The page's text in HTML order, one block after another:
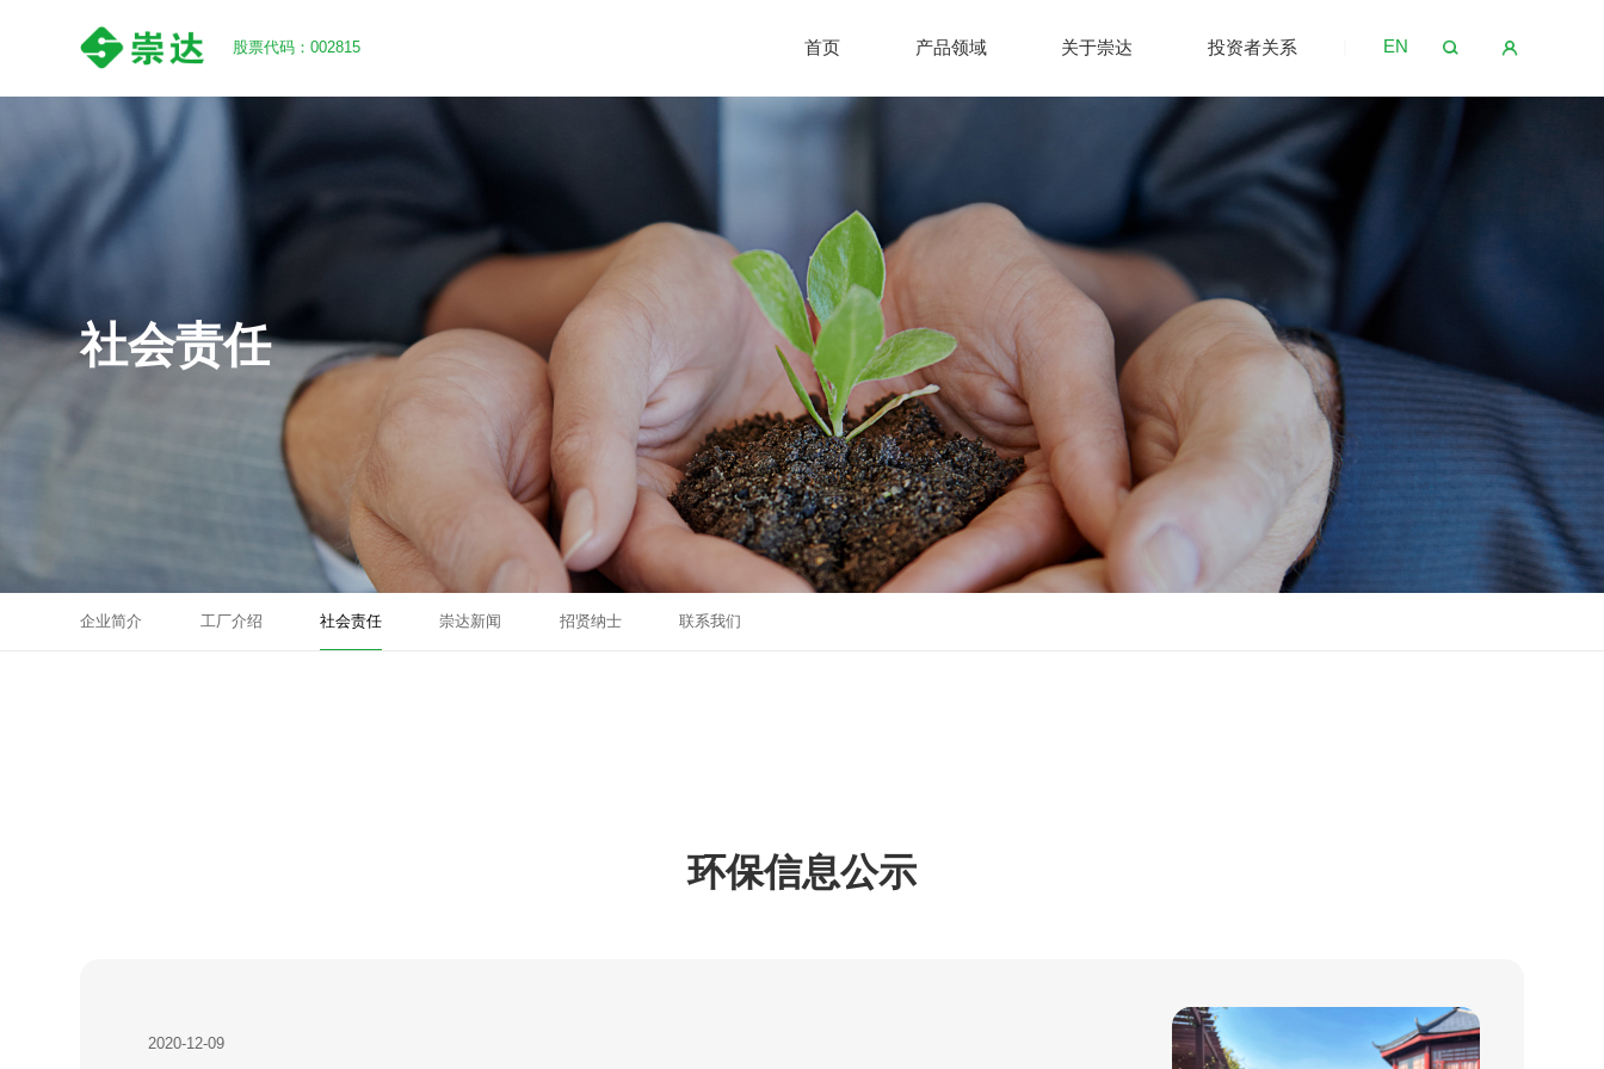
股票代码：002815 EN
首页 产品领域 关于崇达 投资者关系
社会责任
企业简介 工厂介绍 社会责任 崇达新闻 招贤纳士 联系我们
环保信息公示
2020-12-09